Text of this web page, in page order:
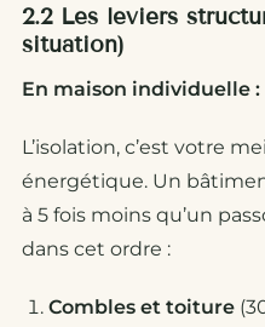
2.2 Les leviers
situation)
En maison individuelle :
L’isolation, c’est votre
énergétique. Un
à 5 fois moins qu’un
dans cet ordre :
Combles et toiture